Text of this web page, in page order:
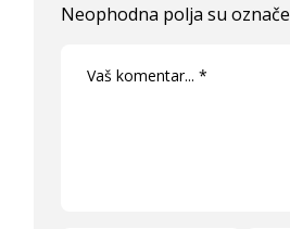
Neophodna polja su